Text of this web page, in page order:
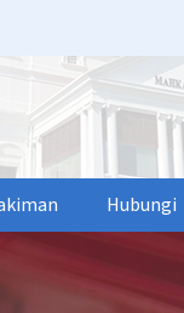
Hubungi